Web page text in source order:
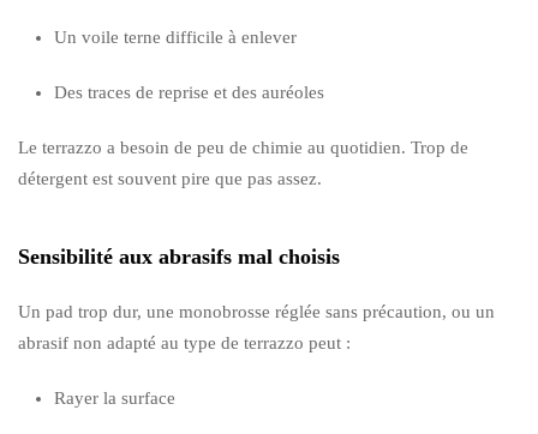
Un voile terne difficile à enlever
Des traces de reprise et des auréoles
Le terrazzo a besoin de peu de chimie au quotidien. Trop de
détergent est souvent pire que pas assez.
Sensibilité aux abrasifs mal choisis
Un pad trop dur, une monobrosse réglée sans précaution, ou un
abrasif non adapté au type de terrazzo peut :
Rayer la surface